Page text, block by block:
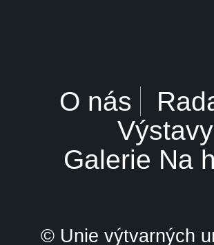
O nás
Galerie Na
© Unie výtvarných